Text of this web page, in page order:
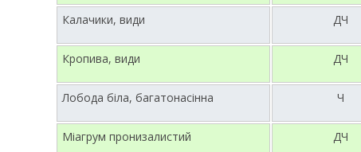
Калачики, види ДЧ
Кропива, види ДЧ
Лобода біла, багатонасінна Ч
Міагрум пронизалистий ДЧ